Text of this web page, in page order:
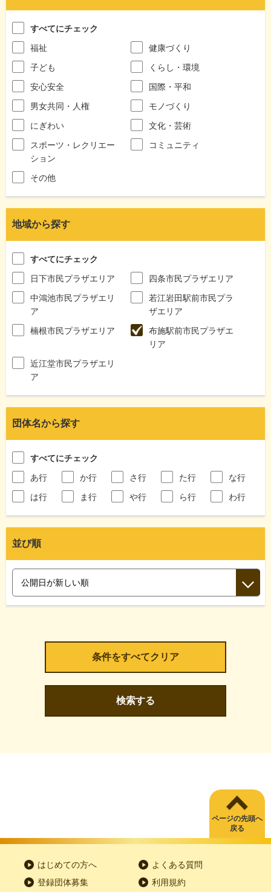
すべてにチェック
福祉
健康づくり
子ども
くらし・環境
安心安全
国際・平和
男女共同・人権
モノづくり
にぎわい
文化・芸術
スポーツ・レクリエー
ション
コミュニティ
その他
地域から探す
すべてにチェック
日下市民プラザエリア
四条市民プラザエリア
中鴻池市民プラザエリ
ア
若江岩田駅前市民プラ
ザエリア
楠根市民プラザエリア
布施駅前市民プラザエ
リア
近江堂市民プラザエリ
ア
団体名から探す
すべてにチェック
あ行
か行 さ行 た行
な行
は行
ま行 や行 ら行 わ行
並び順
検索する
ページの先頭へ
戻る
はじめての方へ
よくある質問
登録団体募集
利用規約